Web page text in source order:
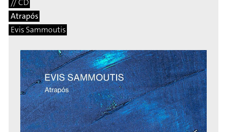
// CD
Atrapós
Evis Sammoutis